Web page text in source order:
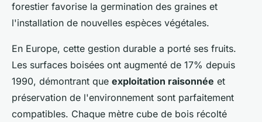
forestier favorise la germination des graines et
l'installation de nouvelles espèces végétales.
En Europe, cette gestion durable a porté ses fruits.
Les surfaces boisées ont augmenté de 17% depuis
1990, démontrant que exploitation raisonnée et
préservation de l'environnement sont parfaitement
compatibles. Chaque mètre cube de bois récolté